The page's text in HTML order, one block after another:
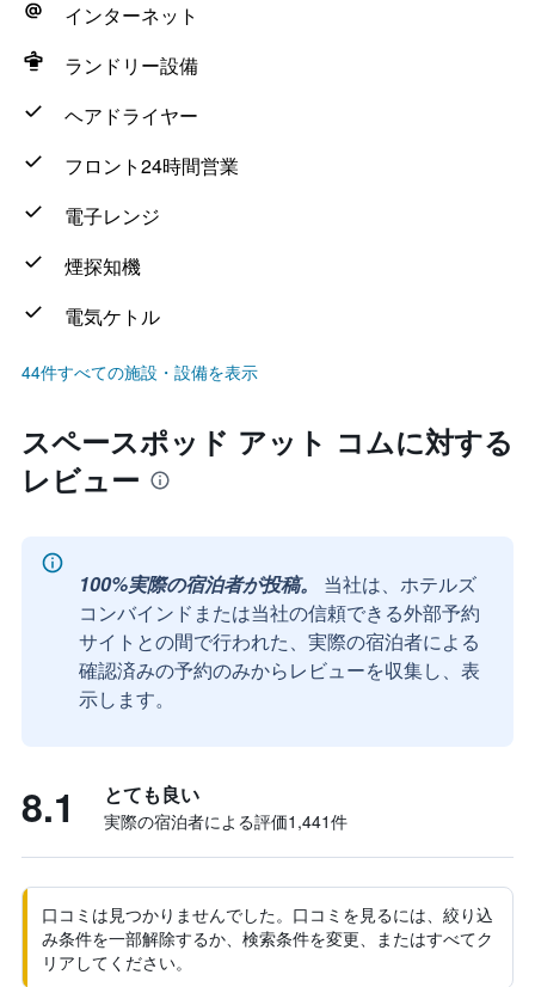
インターネット
ランドリー設備
ヘアドライヤー
フロント24時間営業
電子レンジ
煙探知機
電気ケトル
44件すべての施設・設備を表示
スペースポッド アット コムに対する
レビュー
100%実際の宿泊者が投稿。
当社は、ホテルズ
コンバインドまたは当社の信頼できる外部予約
サイトとの間で行われた、実際の宿泊者による
確認済みの予約のみからレビューを収集し、表
示します。
8.1 とても良い
実際の宿泊者による評価1,441​件
口コミは見つかりませんでした。口コミを見るには、絞り込
み条件を一部解除するか、検索条件を変更、またはすべてク
リアしてください。